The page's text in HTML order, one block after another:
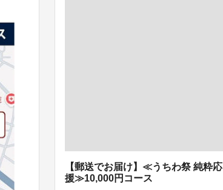
【郵送でお届け】≪うちわ祭 純粋応
援≫10,000円コース